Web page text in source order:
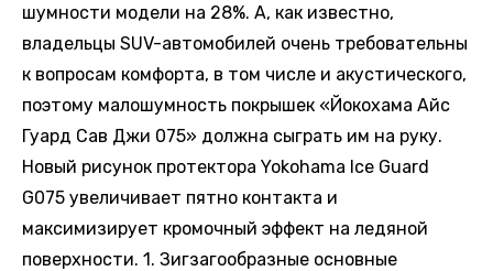
шумности модели на 28%. А, как известно,
владельцы SUV-автомобилей очень требовательны
к вопросам комфорта, в том числе и акустического,
поэтому малошумность покрышек «Йокохама Айс
Гуард Сав Джи 075» должна сыграть им на руку.
Новый рисунок протектора Yokohama Ice Guard
G075 увеличивает пятно контакта и
максимизирует кромочный эффект на ледяной
поверхности. 1. Зигзагообразные основные